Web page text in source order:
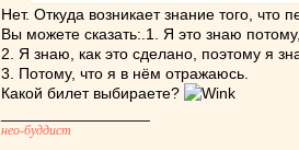
Нет. Откуда возникает знание того,
Вы можете сказать:.1. Я это знаю
2. Я знаю, как это сделано, поэтому я
3. Потому, что я в нём отражаюсь.
Какой билет выбираете?
нео-буддист